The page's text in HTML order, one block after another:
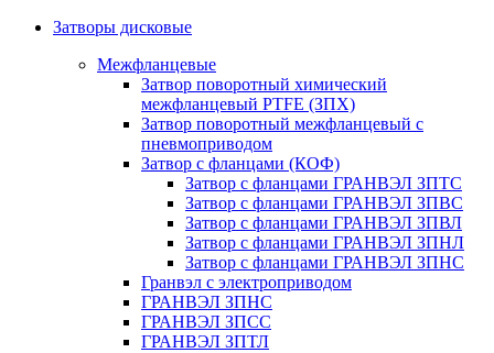
Затворы дисковые
Межфланцевые
Затвор поворотный химический
межфланцевый PTFE (ЗПХ)
Затвор поворотный межфланцевый с
пневмоприводом
Затвор с фланцами (КОФ)
Затвор с фланцами ГРАНВЭЛ ЗПТС
Затвор с фланцами ГРАНВЭЛ ЗПВС
Затвор с фланцами ГРАНВЭЛ ЗПВЛ
Затвор с фланцами ГРАНВЭЛ ЗПНЛ
Затвор с фланцами ГРАНВЭЛ ЗПНС
Гранвэл с электроприводом
ГРАНВЭЛ ЗПНС
ГРАНВЭЛ ЗПСС
ГРАНВЭЛ ЗПТЛ